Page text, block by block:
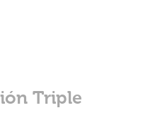
Triple